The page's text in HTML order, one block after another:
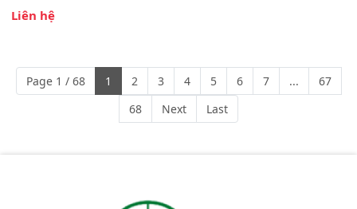
Phạm vi ứng dụng rộng: Đáp ứng
ngành công nghiệp khác nhau. 
Độ nhạy cao: Trang bị đầu dò
InGaAs độ nhạy cao, cung cấp
phản hồi phổ tuyến tính đầy đủ,
đảm bảo độ chính xác và khả
Liên hệ
Page 1 / 68 1 2 3 4 5 6 7 ...
67
68
Next Last